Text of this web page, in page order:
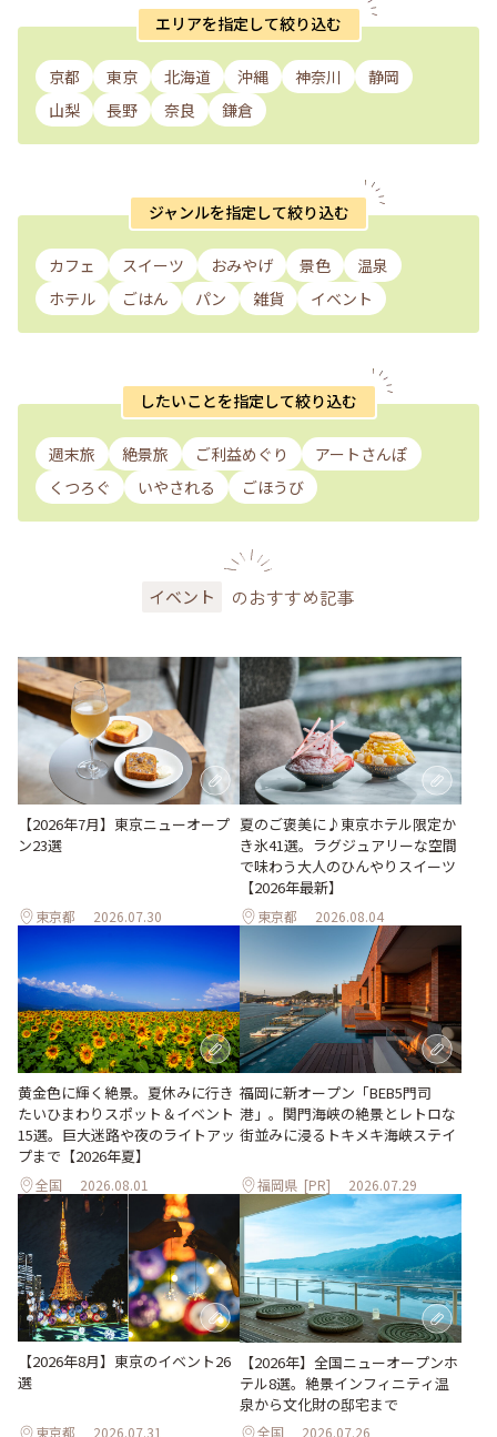
エリアを指定して絞り込む
京都 東京 北海道 沖縄 神奈川
静岡
山梨
長野 奈良 鎌倉
ジャンルを指定して絞り込む
カフェ スイーツ おみやげ 景色
温泉
ホテル
ごはん パン 雑貨 イベント
したいことを指定して絞り込む
週末旅 絶景旅 ご利益めぐり
アートさんぽ
くつろぐ
いやされる ごほうび
イベント のおすすめ記事
【2026年7月】東京ニューオープ
ン23選
東京都 2026.07.30
夏のご褒美に♪東京ホテル限定か
き氷41選。ラグジュアリーな空間
で味わう大人のひんやりスイーツ
【2026年最新】
東京都 2026.08.04
黄金色に輝く絶景。夏休みに行き
たいひまわりスポット＆イベント
15選。巨大迷路や夜のライトアッ
プまで【2026年夏】
全国 2026.08.01
福岡に新オープン「BEB5門司
港」。関門海峡の絶景とレトロな
街並みに浸るトキメキ海峡ステイ
福岡県 [PR] 2026.07.29
【2026年8月】東京のイベント26
選
東京都 2026.07.31
【2026年】全国ニューオープンホ
テル8選。絶景インフィニティ温
泉から文化財の邸宅まで
全国 2026.07.26